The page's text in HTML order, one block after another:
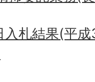
札結果(平